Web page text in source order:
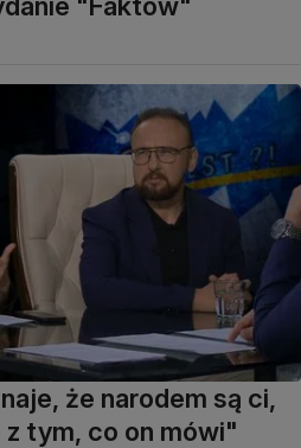
że narodem są ci,
tym, co on mówi"